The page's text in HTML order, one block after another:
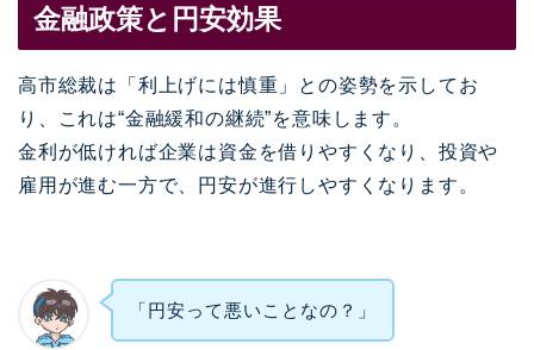
金融政策と円安効果
高市総裁は「利上げには慎重」との姿勢を示してお
り、これは“金融緩和の継続”を意味します。
金利が低ければ企業は資金を借りやすくなり、投資や
雇用が進む一方で、円安が進行しやすくなります。
「円安って悪いことなの？」